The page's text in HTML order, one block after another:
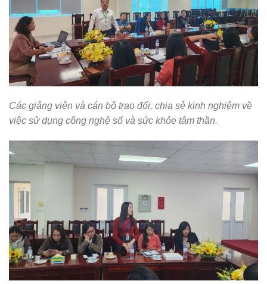
Các giảng viên và cán bộ trao đổi, chia sẻ kinh nghiệm về
việc sử dụng công nghệ số và sức khỏe tâm thần.